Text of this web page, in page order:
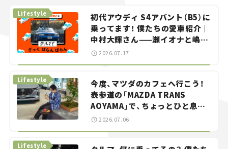
初代アウディ S4アバント（B5）に
乗ってます！ 僕たちの愛車紹介｜
中村大輝さん——瀬イオナと嶋田
智之の「クルマでざっくばらんば
らん！」＃20
Lifestyle
2026.07.17
今度、マツダのカフェへ行こう！
表参道の「MAZDA TRANS
AOYAMA」で、ちょっとひと息。
——連載｜CCGとクルマでどうす
Lifestyle
2026.07.06
Lifestyle